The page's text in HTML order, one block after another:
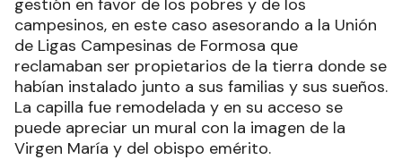
campesinos, en este caso asesorando a la Unión
de Ligas Campesinas de Formosa que
reclamaban ser propietarios de la tierra donde se
habían instalado junto a sus familias y sus sueños.
La capilla fue remodelada y en su acceso se
puede apreciar un mural con la imagen de la
Virgen María y del obispo emérito.